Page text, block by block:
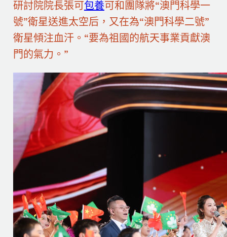
研討院院長張可包養可和團隊將“澳門科學一
號”衛星送進太空后，又在為“澳門科學二號”
衛星傾注血汗。“要為祖國的航天事業貢獻澳
門的氣力。”